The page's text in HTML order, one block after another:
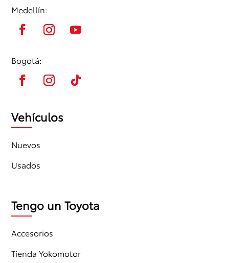
Medellín:
Bogotá:
Vehículos
Nuevos
Usados
Tengo un Toyota
Accesorios
Tienda Yokomotor